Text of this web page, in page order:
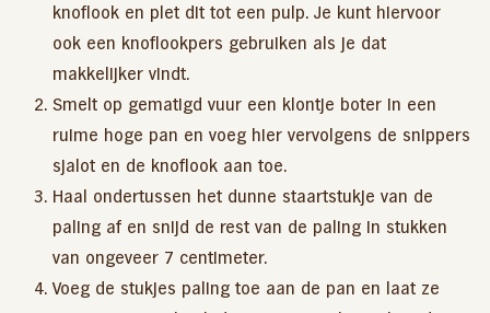
knoflook en plet dit tot een pulp. Je kunt hiervoor
ook een knoflookpers gebruiken als je dat
makkelijker vindt.
Smelt op gematigd vuur een klontje boter in een
ruime hoge pan en voeg hier vervolgens de snippers
sjalot en de knoflook aan toe.
Haal ondertussen het dunne staartstukje van de
paling af en snijd de rest van de paling in stukken
van ongeveer 7 centimeter.
Voeg de stukjes paling toe aan de pan en laat ze